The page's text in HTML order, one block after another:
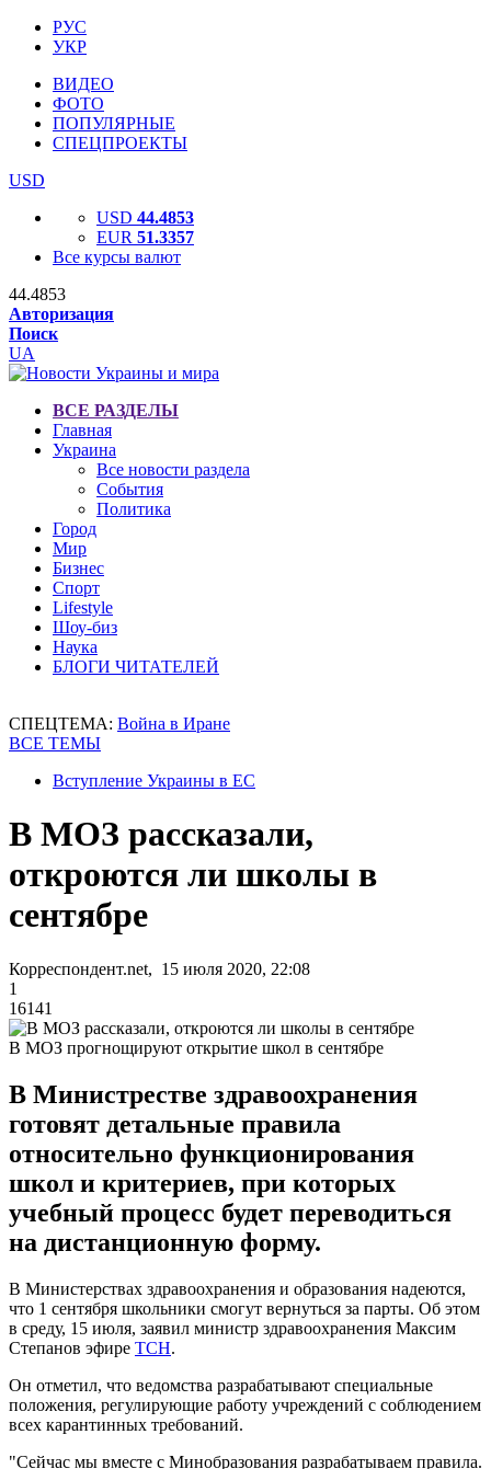
РУС
УКР
ВИДЕО
ФОТО
ПОПУЛЯРНЫЕ
СПЕЦПРОЕКТЫ
USD
USD 44.4853
EUR 51.3357
Все курсы валют
44.4853
Авторизация
Поиск
UA
ВСЕ РАЗДЕЛЫ
Главная
Украина
Все новости раздела
События
Политика
Город
Мир
Бизнес
Спорт
Lifestyle
Шоу-биз
Наука
БЛОГИ ЧИТАТЕЛЕЙ
СПЕЦТЕМА: Война в Иране
ВСЕ ТЕМЫ
Вступление Украины в ЕС
В МОЗ рассказали,
откроются ли школы в
сентябре
Корреспондент.net, 15 июля 2020, 22:08
1
16141
В МОЗ прогнощируют открытие школ в сентябре
В Министрестве здравоохранения
готовят детальные правила
относительно функционирования
школ и критериев, при которых
учебный процесс будет переводиться
на дистанционную форму.
В Министерствах здравоохранения и образования надеются,
что 1 сентября школьники смогут вернуться за парты. Об этом
в среду, 15 июля, заявил министр здравоохранения Максим
Степанов эфире ТСН.
Он отметил, что ведомства разрабатывают специальные
положения, регулирующие работу учреждений с соблюдением
всех карантинных требований.
"Сейчас мы вместе с Минобразования разрабатываем правила.